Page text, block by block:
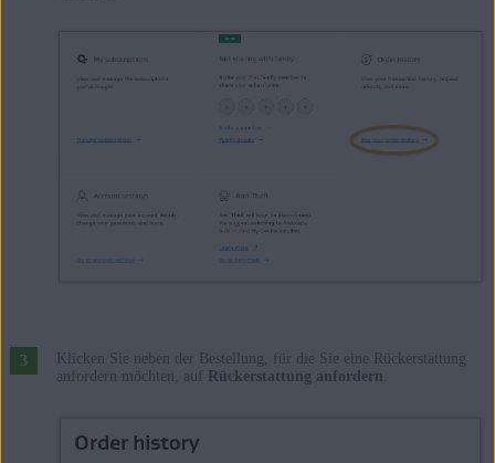
Klicken Sie neben der Bestellung, für die Sie eine Rückerstattung
anfordern möchten, auf Rückerstattung anfordern